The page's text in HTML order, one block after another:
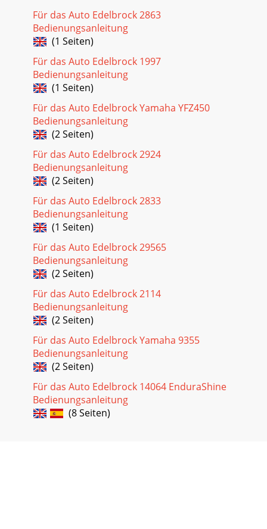
Für das Auto Edelbrock 2863
Bedienungsanleitung
(1 Seiten)
Für das Auto Edelbrock 1997
Bedienungsanleitung
(1 Seiten)
Für das Auto Edelbrock Yamaha YFZ450
Bedienungsanleitung
(2 Seiten)
Für das Auto Edelbrock 2924
Bedienungsanleitung
(2 Seiten)
Für das Auto Edelbrock 2833
Bedienungsanleitung
(1 Seiten)
Für das Auto Edelbrock 29565
Bedienungsanleitung
(2 Seiten)
Für das Auto Edelbrock 2114
Bedienungsanleitung
(2 Seiten)
Für das Auto Edelbrock Yamaha 9355
Bedienungsanleitung
(2 Seiten)
Für das Auto Edelbrock 14064 EnduraShine
Bedienungsanleitung
(8 Seiten)